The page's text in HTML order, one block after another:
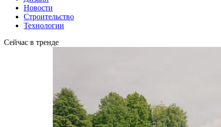
Новости
Строительство
Технологии
Сейчас в тренде